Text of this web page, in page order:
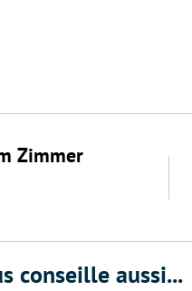
Zimmer
conseille aussi...